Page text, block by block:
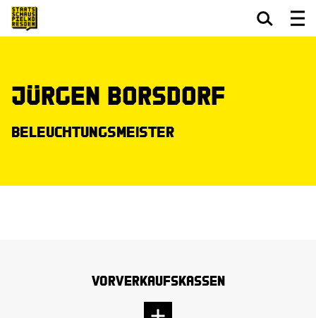
Jürgen Borsdorf
Beleuchtungsmeister
Vorverkaufskassen